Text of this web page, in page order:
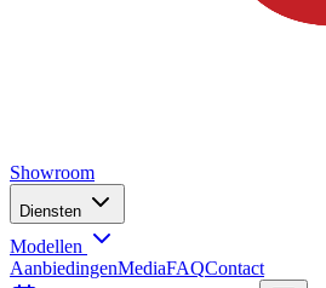
Showroom
Diensten
Modellen
AanbiedingenMediaFAQContact